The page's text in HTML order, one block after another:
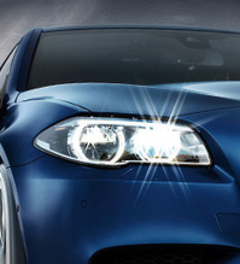
车
车
车
车
车